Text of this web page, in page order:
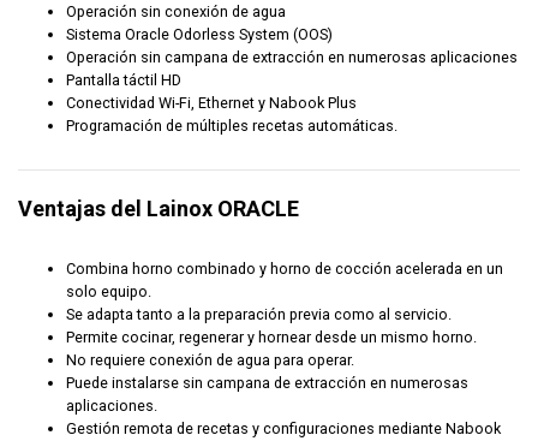
Operación sin conexión de agua
Sistema Oracle Odorless System (OOS)
Operación sin campana de extracción en numerosas aplicaciones
Pantalla táctil HD
Conectividad Wi-Fi, Ethernet y Nabook Plus
Programación de múltiples recetas automáticas.
Ventajas del Lainox ORACLE
Combina horno combinado y horno de cocción acelerada en un
solo equipo.
Se adapta tanto a la preparación previa como al servicio.
Permite cocinar, regenerar y hornear desde un mismo horno.
No requiere conexión de agua para operar.
Puede instalarse sin campana de extracción en numerosas
aplicaciones.
Gestión remota de recetas y configuraciones mediante Nabook